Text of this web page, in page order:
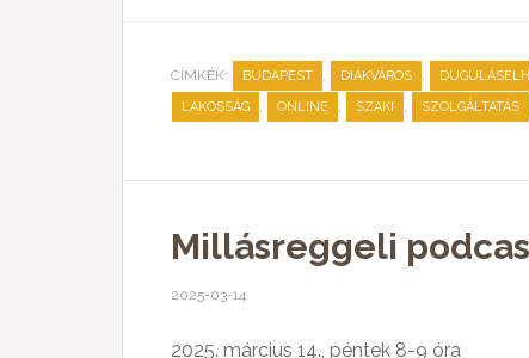
CÍMKÉK: BUDAPEST , DIÁKVÁROS ,
LAKOSSÁG , ONLINE , SZAKI , SZOLGÁLTATÁS
Millásreggeli
2025-03-14
2025. március 14., péntek 8-9 óra